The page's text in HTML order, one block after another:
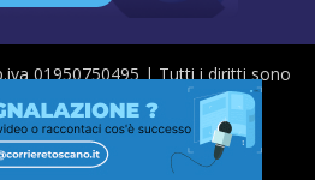
01950750495 | Tutti i diritti sono